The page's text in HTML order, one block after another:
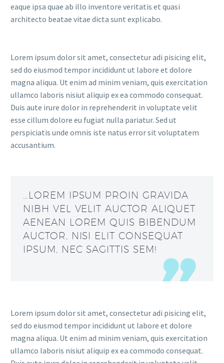
eaque ipsa quae ab illo inventore veritatis et quasi
architecto beatae vitae dicta sunt explicabo.
Lorem ipsum dolor sit amet, consectetur adi pisicing elit,
sed do eiusmod tempor incididunt ut labore et dolore
magna aliqua. Ut enim ad minim veniam, quis exercitation
ullamco laboris nisiut aliquip ex ea commodo consequat.
Duis aute irure dolor in reprehenderit in voluptate velit
esse cillum dolore eu fugiat nulla pariatur. Sed ut
perspiciatis unde omnis iste natus error sit voluptatem
accusantium.
…LOREM IPSUM PROIN GRAVIDA
NIBH VEL VELIT AUCTOR ALIQUET
AENEAN LOREM QUIS BIBENDUM
AUCTOR, NISI ELIT CONSEQUAT
IPSUM, NEC SAGITTIS SEM!
Lorem ipsum dolor sit amet, consectetur adi pisicing elit,
sed do eiusmod tempor incididunt ut labore et dolore
magna aliqua. Ut enim ad minim veniam, quis exercitation
ullamco laboris nisiut aliquip ex ea commodo consequat.